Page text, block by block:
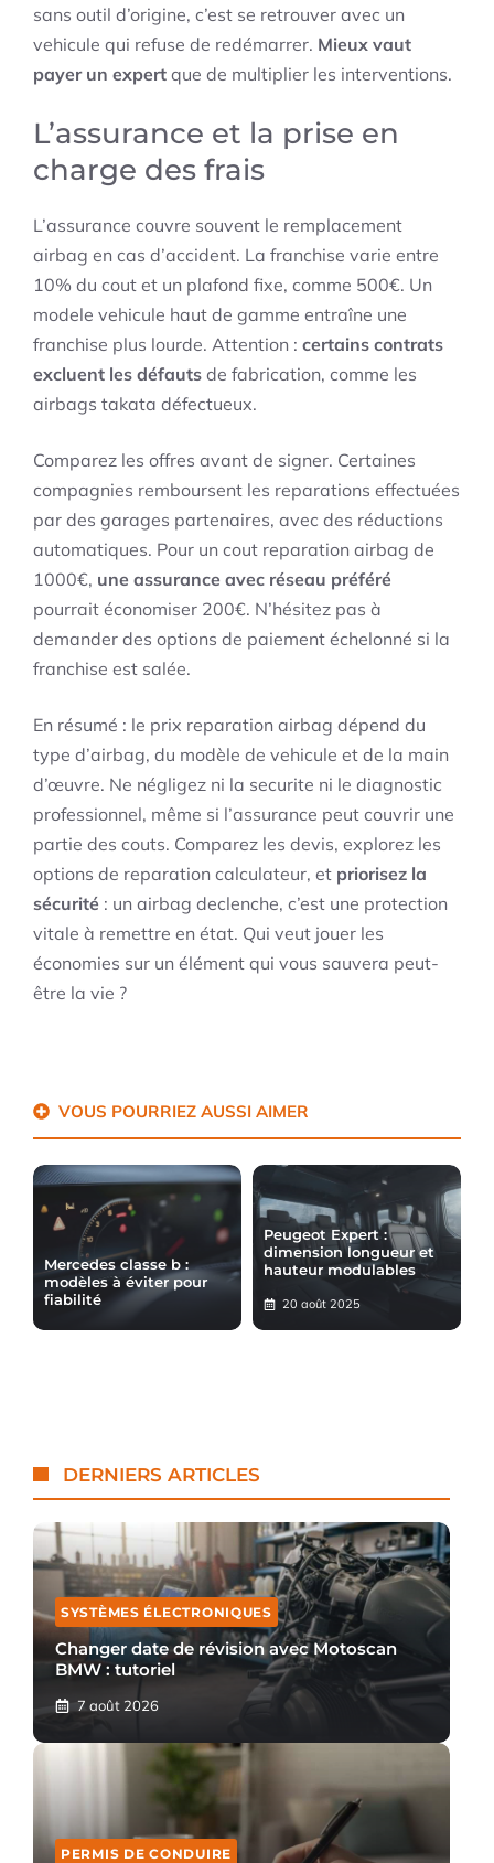
sans outil d’origine, c’est se retrouver avec un
vehicule qui refuse de redémarrer. Mieux vaut
payer un expert que de multiplier les interventions.
L’assurance et la prise en
charge des frais
L’assurance couvre souvent le remplacement
airbag en cas d’accident. La franchise varie entre
10% du cout et un plafond fixe, comme 500€. Un
modele vehicule haut de gamme entraîne une
franchise plus lourde. Attention : certains contrats
excluent les défauts de fabrication, comme les
airbags takata défectueux.
Comparez les offres avant de signer. Certaines
compagnies remboursent les reparations effectuées
par des garages partenaires, avec des réductions
automatiques. Pour un cout reparation airbag de
1000€, une assurance avec réseau préféré
pourrait économiser 200€. N’hésitez pas à
demander des options de paiement échelonné si la
franchise est salée.
En résumé : le prix reparation airbag dépend du
type d’airbag, du modèle de vehicule et de la main
d’œuvre. Ne négligez ni la securite ni le diagnostic
professionnel, même si l’assurance peut couvrir une
partie des couts. Comparez les devis, explorez les
options de reparation calculateur, et priorisez la
sécurité : un airbag declenche, c’est une protection
vitale à remettre en état. Qui veut jouer les
économies sur un élément qui vous sauvera peut-
être la vie ?
VOUS POURRIEZ AUSSI AIMER
Mercedes classe b :
modèles à éviter pour
fiabilité
Peugeot Expert :
dimension longueur et
hauteur modulables
20 août 2025
DERNIERS ARTICLES
SYSTÈMES ÉLECTRONIQUES
Changer date de révision avec Motoscan
BMW : tutoriel
7 août 2026
PERMIS DE CONDUIRE